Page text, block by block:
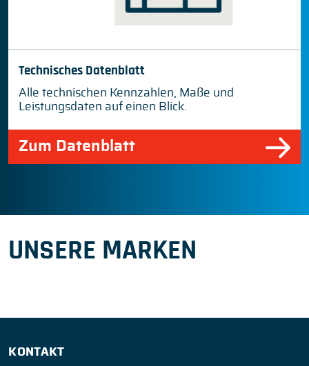
Technisches Datenblatt
Alle technischen Kennzahlen, Maße und
Leistungsdaten auf einen Blick.
Zum Datenblatt
UNSERE MARKEN
KONTAKT